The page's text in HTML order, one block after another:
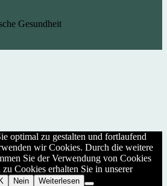
Gesundheit
optimal zu gestalten und fortlaufend
wir Cookies. Durch die weitere
Sie der Verwendung von Cookies
Cookies erhalten Sie in unserer
Nein Weiterlesen